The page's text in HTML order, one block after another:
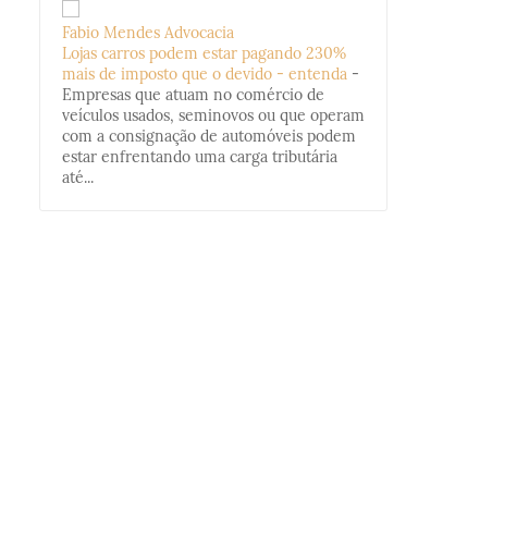
Fabio Mendes Advocacia
Lojas carros podem estar pagando 230%
mais de imposto que o devido - entenda -
Empresas que atuam no comércio de
veículos usados, seminovos ou que operam
com a consignação de automóveis podem
estar enfrentando uma carga tributária
até...